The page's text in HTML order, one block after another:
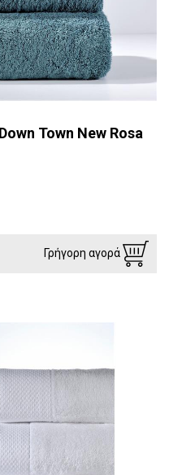
Town New Rosa
Γρήγορη αγορά